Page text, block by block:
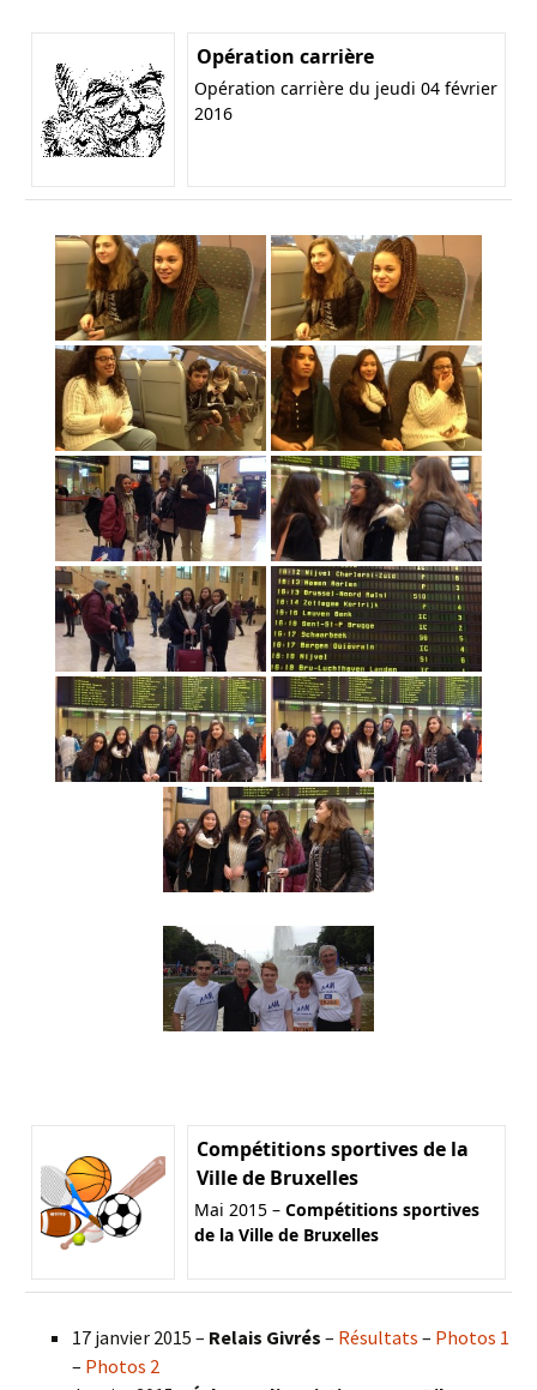
Opération carrière
Opération carrière du jeudi 04 février
2016
Compétitions sportives de la
Ville de Bruxelles
Mai 2015 – Compétitions sportives
de la Ville de Bruxelles
17 janvier 2015 – Relais Givrés – Résultats – Photos 1
– Photos 2